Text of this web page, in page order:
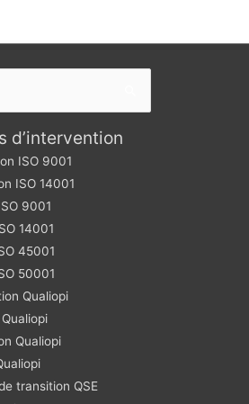
d’intervention
ISO 9001
ISO 14001
9001
14001
45001
50001
Qualiopi
Qualiopi
transition QSE